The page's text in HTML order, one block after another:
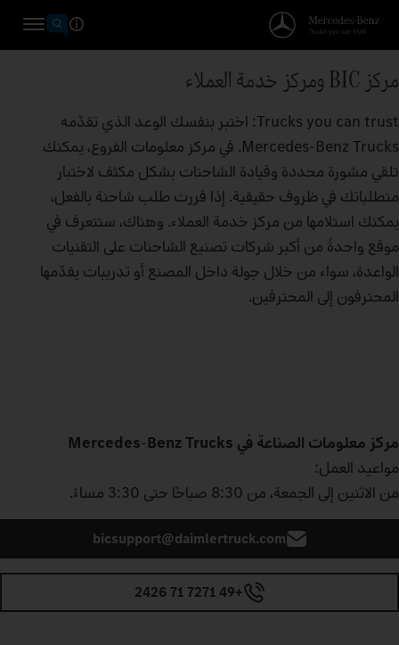
مركز BIC ومركز خدمة العملاء
Trucks you can trust: اختبر بنفسك الوعد الذي تقدّمه
Mercedes‑Benz Trucks. في مركز معلومات الفروع، يمكنك
تلقي مشورة محددة وقيادة الشاحنات بشكل مكثف لاختبار
متطلباتك في ظروف حقيقية. إذا قررت طلب شاحنة بالفعل،
يمكنك استلامها من مركز خدمة العملاء. وهناك، ستتعرف في
موقع واحدةً من أكبر شركات تصنيع الشاحنات على التقنيات
الواعدة، سواء من خلال جولة داخل المصنع أو تدريبات يقدّمها
المحترفون إلى المحترفين.
مركز معلومات الصناعة في Mercedes ‑Benz Trucks
مواعيد العمل:
من الاثنين إلى الجمعة، من 8:30 صباحًا حتى 3:30 مساءً.
bicsupport@daimlertruck.com
+49 7271 71 2426